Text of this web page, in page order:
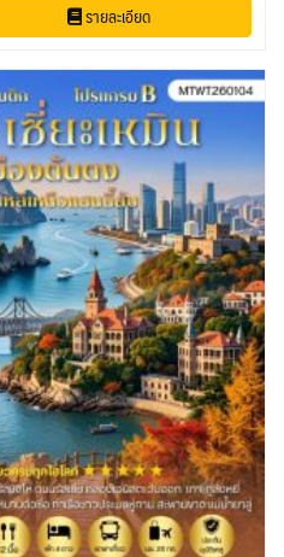
รายละเอียด